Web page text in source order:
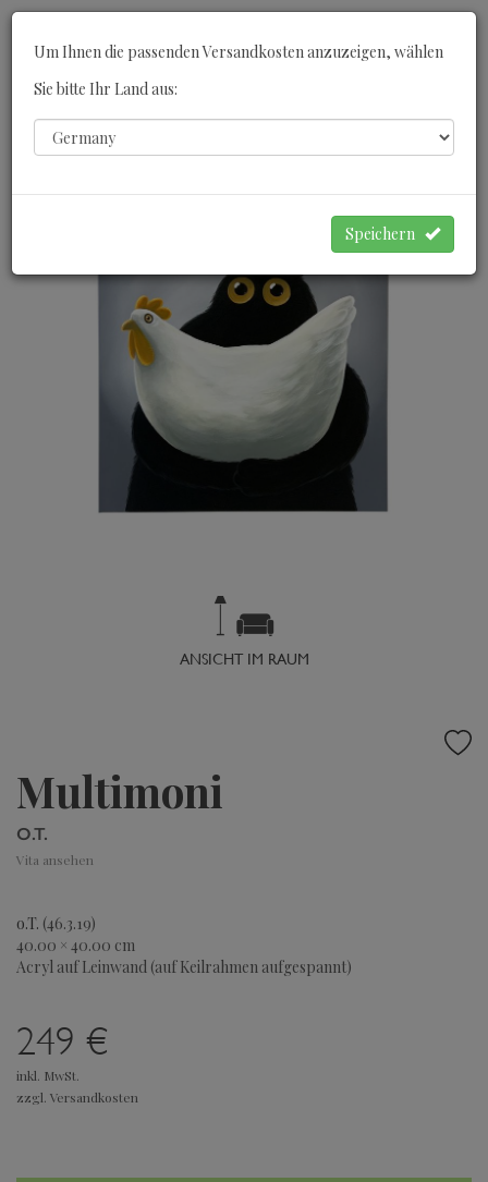
ANSICHT IM RAUM
Multimoni
O.T.
Vita ansehen
o.T. (46.3.19)
40.00 × 40.00 cm
Acryl auf Leinwand (auf Keilrahmen aufgespannt)
249 €
inkl. MwSt.
zzgl. Versandkosten
Um Ihnen die passenden Versandkosten anzuzeigen, wählen
Sie bitte Ihr Land aus:
Speichern